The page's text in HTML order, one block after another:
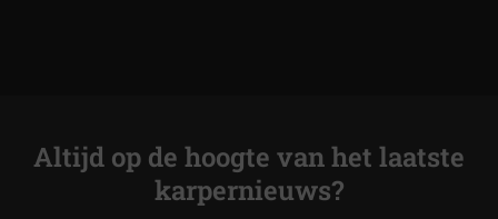
Altijd op de hoogte van het laatste
karpernieuws?